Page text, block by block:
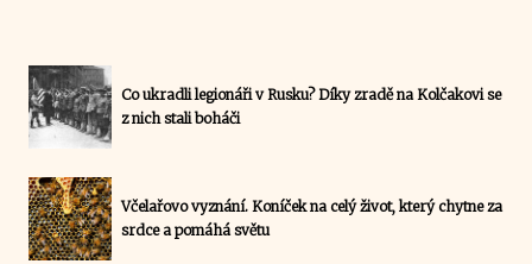
Co ukradli legionáři v Rusku? Díky zradě na Kolčakovi se
z nich stali boháči
Včelařovo vyznání. Koníček na celý život, který chytne za
srdce a pomáhá světu